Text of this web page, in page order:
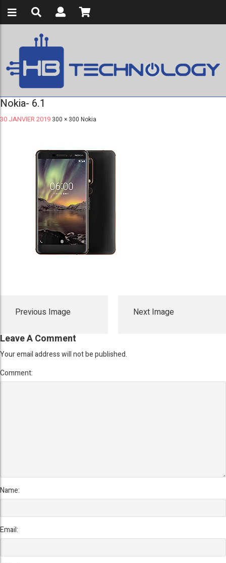
Nokia- 6.1
30 JANVIER 2019 300 × 300 Nokia
Previous Image Next Image
Leave A Comment
Your email address will not be published.
Comment:
Name:
Email: